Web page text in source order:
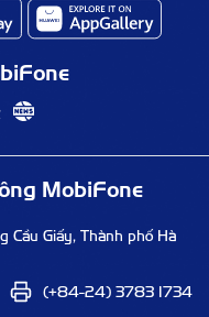
MobiFone
Cầu Giấy, Thành phố Hà
(+84-24) 3783 1734